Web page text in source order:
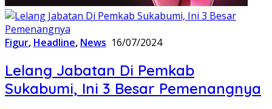
Figur, Headline, News 16/07/2024
Lelang Jabatan Di Pemkab
Sukabumi, Ini 3 Besar Pemenangnya